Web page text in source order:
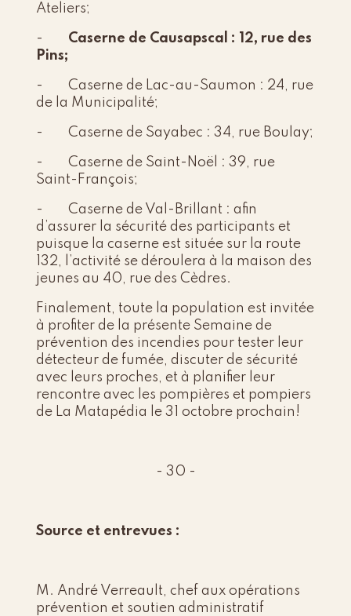
Ateliers;
-
Caserne de Causapscal : 12, rue des
Pins;
- Caserne de Lac-au-Saumon : 24, rue
de la Municipalité;
- Caserne de Sayabec : 34, rue Boulay;
- Caserne de Saint-Noël : 39, rue
Saint-François;
- Caserne de Val-Brillant : afin
d’assurer la sécurité des participants et
puisque la caserne est située sur la route
132, l’activité se déroulera à la maison des
jeunes au 40, rue des Cèdres.
Finalement, toute la population est invitée
à profiter de la présente Semaine de
prévention des incendies pour tester leur
détecteur de fumée, discuter de sécurité
avec leurs proches, et à planifier leur
rencontre avec les pompières et pompiers
de La Matapédia le 31 octobre prochain!
- 30 -
Source et entrevues :
M. André Verreault, chef aux opérations
prévention et soutien administratif